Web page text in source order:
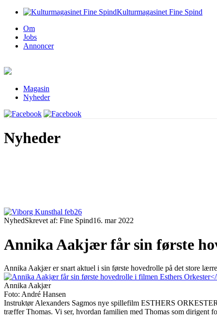
Kulturmagasinet Fine Spind
Om
Jobs
Annoncer
Magasin
Nyheder
Nyheder
NyhedSkrevet af: Fine Spind16. mar 2022
Annika Aakjær får sin første
Annika Aakjær er snart aktuel i sin første hovedrolle på det store
Annika Aakjær
Foto: André Hansen
Instruktør Alexanders Sagmos nye spillefilm ESTHERS
træffer Thomas. Vi ser, hvordan familien med Thomas som dirigent